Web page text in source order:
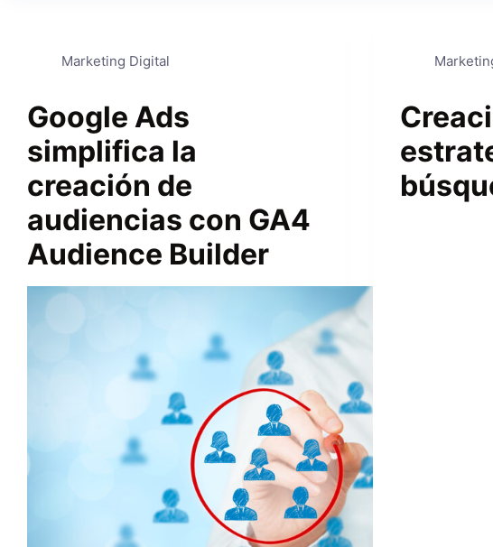
Marketing Digital
Google Ads
simplifica la
creación de
audiencias con GA4
Audience Builder